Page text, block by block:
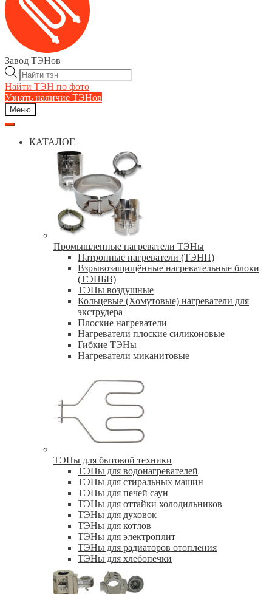
Завод ТЭНов
Поиск
товаров
Найти ТЭН по фото
Узнать наличие ТЭНов
Меню
КАТАЛОГ
Промышленные нагреватели ТЭНы
Патронные нагреватели (ТЭНП)
Взрывозащищённые нагревательные блоки
(ТЭНБВ)
ТЭНы воздушные
Кольцевые (Хомутовые) нагреватели для
экструдера
Плоские нагреватели
Нагреватели плоские силиконовые
Гибкие ТЭНы
Нагреватели миканитовые
ТЭНы для бытовой техники
ТЭНы для водонагревателей
ТЭНы для стиральных машин
ТЭНы для печей саун
ТЭНы для оттайки холодильников
ТЭНы для духовок
ТЭНы для котлов
ТЭНы для электроплит
ТЭНы для радиаторов отопления
ТЭНы для хлебопечки